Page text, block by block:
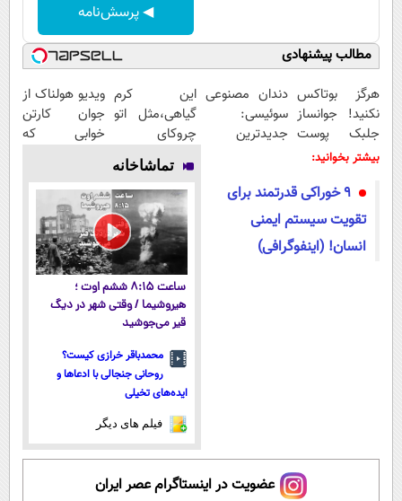
◀ پرسش‌نامه
مطالب پیشنهادی
هرگز بوتاکس
نکنید! جوانساز
جلبک پوست
شمارا ۱۰ سال
دندان مصنوعی
سوئیسی:
جدیدترین
پرداخت قسطی
این کرم
گیاهی،مثل اتو
چروکای
پوستتوصاف
میکنه!50%تخفیف
ویدیو هولناک از
جوان کارتن
خوابی که
بیشتر بخوانید:
9 خوراکی قدرتمند برای
تقویت سیستم ایمنی
انسان! (اینفوگرافی)
تماشاخانه
ساعت ۸:۱۵ ششم اوت ؛
هیروشیما / وقتی شهر در دیگ
قیر می‌جوشید
محمدباقر خرازی کیست؟
روحانی جنجالی با ادعاها و
ایده‌های تخیلی
فیلم های دیگر
عضویت در اینستاگرام عصر ایران